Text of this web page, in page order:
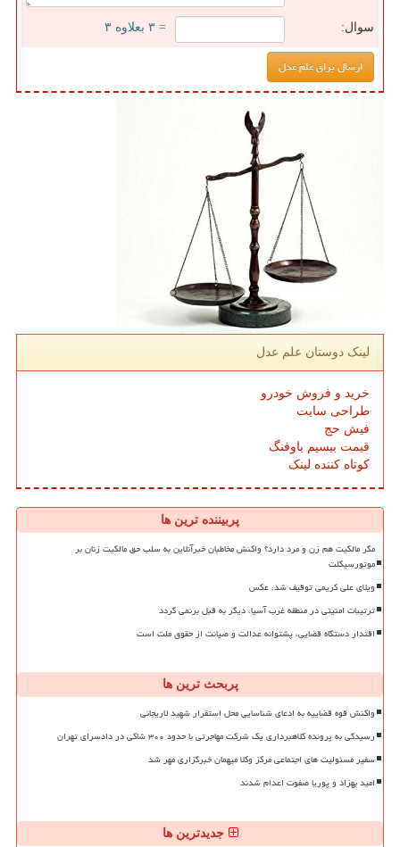
سوال: = ۳ بعلاوه ۳
لینک دوستان علم عدل
خرید و فروش خودرو
طراحی سایت
فیش حج
قیمت بیسیم باوفنگ
کوتاه کننده لینک
پربیننده ترین ها
مگر مالکیت هم زن و مرد دارد؟ واکنش مخاطبان خبرآنلاین به سلب حق مالکیت زنان بر
موتورسیکلت
ویلای علی کریمی توقیف شد، عکس
ترتیبات امنیتی در منطقه غرب آسیا، دیگر به قبل برنمی گردد
اقتدار دستگاه قضایی، پشتوانه عدالت و صیانت از حقوق ملت است
پربحث ترین ها
واکنش قوه قضاییه به ادعای شناسایی محل استقرار شهید لاریجانی
رسیدگی به پرونده کلاهبرداری یک شرکت مهاجرتی با حدود ۳۰۰ شاکی در دادسرای تهران
سفیر مسئولیت های اجتماعی مرکز وکلا میهمان خبرگزاری مهر شد
امید بهزاد و پوریا صفوت اعدام شدند
جدیدترین ها